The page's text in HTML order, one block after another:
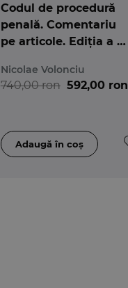
Codul de procedură
penală. Comentariu
pe articole. Ediția a 4-
Nicolae Volonciu
740,00 ron 592,00 ron